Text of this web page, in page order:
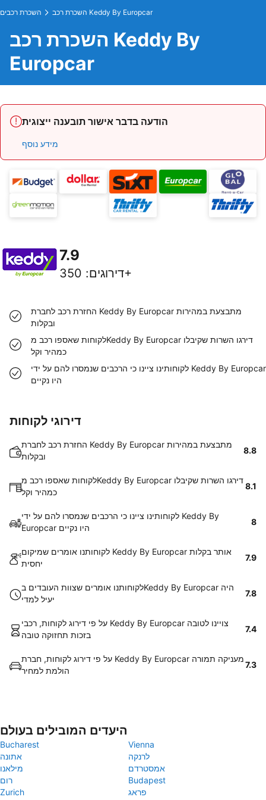
השכרת רכבים השכרת רכב Keddy By Europcar
השכרת רכב Keddy By
Europcar
הודעה בדבר אישור תובענה ייצוגית
מידע נוסף
7.9
דירוגים: 350+
החזרת רכב לחברת Keddy By Europcar מתבצעת במהירות
ובקלות
לקוחות שאספו רכב מKeddy By Europcar דירגו השרות שקיבלו
כמהיר וקל
לקוחותינו ציינו כי הרכבים שנמסרו להם על ידי Keddy By Europcar
היו נקיים
דירוגי לקוחות
החזרת רכב לחברת Keddy By Europcar מתבצעת במהירות
ובקלות
8.8
לקוחות שאספו רכב מKeddy By Europcar דירגו השרות שקיבלו
כמהיר וקל
8.1
לקוחותינו ציינו כי הרכבים שנמסרו להם על ידי Keddy By
Europcar היו נקיים
8
לקוחותנו אומרים שמיקום Keddy By Europcar אותר בקלות
יחסית
7.9
לקוחותנו אומרים שצוות העובדים בKeddy By Europcar היה
יעיל למדי
7.8
על פי דירוג לקוחות, רכבי Keddy By Europcar צויינו לטובה
בזכות תחזוקה טובה
7.4
על פי דירוג לקוחות, חברת Keddy By Europcar מעניקה תמורה
הולמת למחיר
7.3
היעדים המובילים בעולם
Bucharest
Vienna
אתונה
לרנקה
מילאנו
אמסטרדם
רום
Budapest
Zurich
פראג